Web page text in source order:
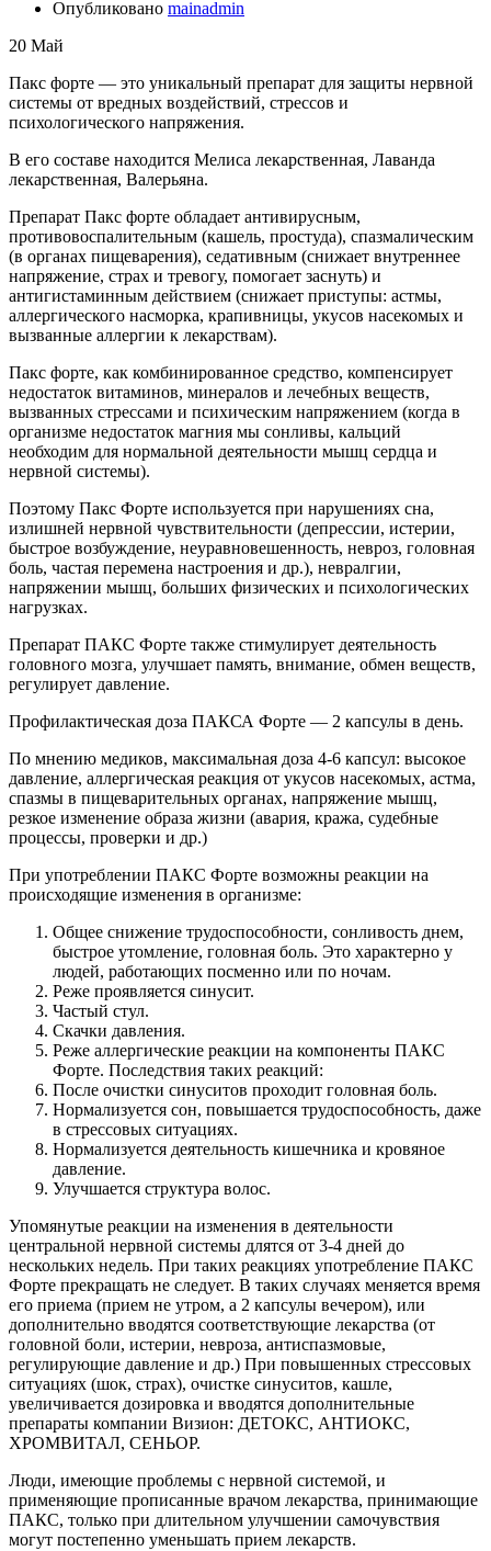
Опубликовано mainadmin
20 Май
Пакс форте — это уникальный препарат для защиты нервной
системы от вредных воздействий, стрессов и
психологического напряжения.
В его составе находится Мелиса лекарственная, Лаванда
лекарственная, Валерьяна.
Препарат Пакс форте обладает антивирусным,
противовоспалительным (кашель, простуда), спазмалическим
(в органах пищеварения), седативным (снижает внутреннее
напряжение, страх и тревогу, помогает заснуть) и
антигистаминным действием (снижает приступы: астмы,
аллергического насморка, крапивницы, укусов насекомых и
вызванные аллергии к лекарствам).
Пакс форте, как комбинированное средство, компенсирует
недостаток витаминов, минералов и лечебных веществ,
вызванных стрессами и психическим напряжением (когда в
организме недостаток магния мы сонливы, кальций
необходим для нормальной деятельности мышц сердца и
нервной системы).
Поэтому Пакс Форте используется при нарушениях сна,
излишней нервной чувствительности (депрессии, истерии,
быстрое возбуждение, неуравновешенность, невроз, головная
боль, частая перемена настроения и др.), невралгии,
напряжении мышц, больших физических и психологических
нагрузках.
Препарат ПАКС Форте также стимулирует деятельность
головного мозга, улучшает память, внимание, обмен веществ,
регулирует давление.
Профилактическая доза ПАКСА Форте — 2 капсулы в день.
По мнению медиков, максимальная доза 4-6 капсул: высокое
давление, аллергическая реакция от укусов насекомых, астма,
спазмы в пищеварительных органах, напряжение мышц,
резкое изменение образа жизни (авария, кража, судебные
процессы, проверки и др.)
При употреблении ПАКС Форте возможны реакции на
происходящие изменения в организме:
Общее снижение трудоспособности, сонливость днем,
быстрое утомление, головная боль. Это характерно у
людей, работающих посменно или по ночам.
Реже проявляется синусит.
Частый стул.
Скачки давления.
Реже аллергические реакции на компоненты ПАКС
Форте. Последствия таких реакций:
После очистки синуситов проходит головная боль.
Нормализуется сон, повышается трудоспособность, даже
в стрессовых ситуациях.
Нормализуется деятельность кишечника и кровяное
давление.
Улучшается структура волос.
Упомянутые реакции на изменения в деятельности
центральной нервной системы длятся от 3-4 дней до
нескольких недель. При таких реакциях употребление ПАКС
Форте прекращать не следует. В таких случаях меняется время
его приема (прием не утром, а 2 капсулы вечером), или
дополнительно вводятся соответствующие лекарства (от
головной боли, истерии, невроза, антиспазмовые,
регулирующие давление и др.) При повышенных стрессовых
ситуациях (шок, страх), очистке синуситов, кашле,
увеличивается дозировка и вводятся дополнительные
препараты компании Визион: ДЕТОКС, АНТИОКС,
ХРОМВИТАЛ, СЕНЬОР.
Люди, имеющие проблемы с нервной системой, и
применяющие прописанные врачом лекарства, принимающие
ПАКС, только при длительном улучшении самочувствия
могут постепенно уменьшать прием лекарств.